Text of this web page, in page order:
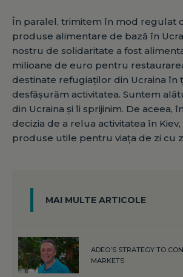
În paralel, trimitem în mod regulat
produse alimentare de bază în
nostru de solidaritate a fost
milioane de euro pentru
destinate refugiaților din Ucraina în
desfășurăm activitatea. Suntem
din Ucraina și îi sprijinim. De aceea,
decizia de a relua activitatea în
produse utile pentru viața de zi cu
MAI MULTE ARTICOLE
ADEO’S STRATEGY TO
MARKETS